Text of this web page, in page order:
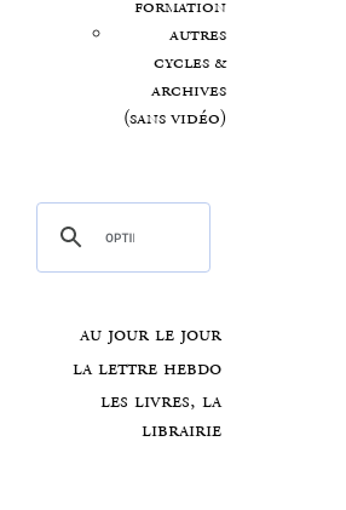
formation
autres
cycles &
archives
(sans vidéo)
au jour le jour
la lettre hebdo
les livres, la
librairie